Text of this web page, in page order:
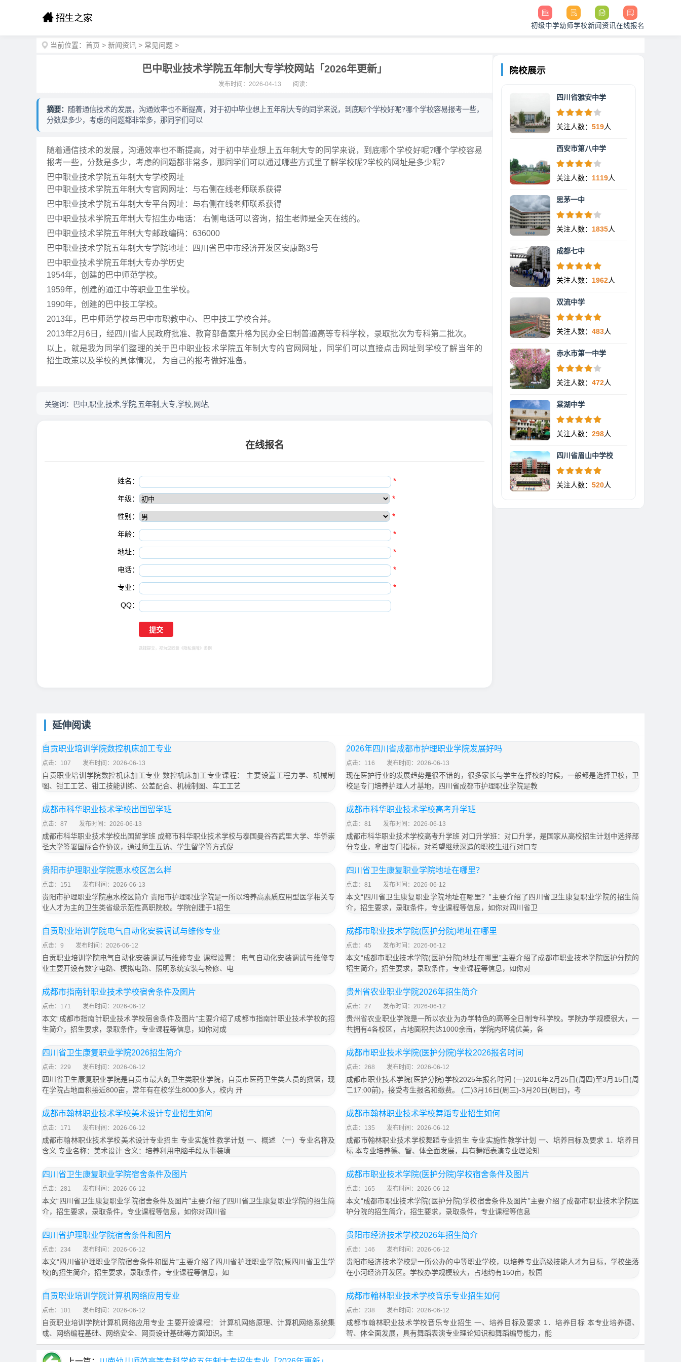
初级中学幼师学校新闻资讯在线报名
当前位置： 首页 > 新闻资讯 > 常见问题 >
巴中职业技术学院五年制大专学校网站「2026年更新」
发布时间：2026-04-13 阅读：
摘要：
随着通信技术的发展，沟通效率也不断提高，对于初中毕业想上五年制大专的同学来说，到底哪个学校好呢?哪个学校容易报考一些，
分数是多少，考虑的问题都非常多，那同学们可以
随着通信技术的发展，沟通效率也不断提高，对于初中毕业想上五年制大专的同学来说，到底哪个学校好呢?哪个学校容易
报考一些，分数是多少，考虑的问题都非常多，那同学们可以通过哪些方式里了解学校呢?学校的网址是多少呢?
巴中职业技术学院五年制大专学校网址
巴中职业技术学院五年制大专官网网址：与右侧在线老师联系获得
巴中职业技术学院五年制大专平台网址：与右侧在线老师联系获得
巴中职业技术学院五年制大专招生办电话： 右侧电话可以咨询，招生老师是全天在线的。
巴中职业技术学院五年制大专邮政编码：636000
巴中职业技术学院五年制大专学院地址：四川省巴中市经济开发区安康路3号
巴中职业技术学院五年制大专办学历史
1954年，创建的巴中师范学校。
1959年，创建的通江中等职业卫生学校。
1990年，创建的巴中技工学校。
2013年，巴中师范学校与巴中市职教中心、巴中技工学校合并。
2013年2月6日，经四川省人民政府批准、教育部备案升格为民办全日制普通高等专科学校，录取批次为专科第二批次。
以上，就是我为同学们整理的关于巴中职业技术学院五年制大专的官网网址，同学们可以直接点击网址到学校了解当年的
招生政策以及学校的具体情况， 为自己的报考做好准备。
关键词： 巴中,职业,技术,学院,五年制,大专,学校,网站,
在线报名
姓名： *
年级： *
性别： *
年龄： *
地址： *
电话： *
专业： *
QQ：
选择提交，视为您同意 《隐私保障》 条例
院校展示
四川省雅安中学
关注人数： 519人
西安市第八中学
关注人数： 1119人
思茅一中
关注人数： 1835人
成都七中
关注人数： 1962人
双流中学
关注人数： 483人
赤水市第一中学
关注人数： 472人
棠湖中学
关注人数： 298人
四川省眉山中学校
关注人数： 520人
延伸阅读
自贡职业培训学院数控机床加工专业
点击：107 发布时间：2026-06-13
自贡职业培训学院数控机床加工专业 数控机床加工专业课程： 主要设置工程力学、机械制
图、钳工工艺、钳工技能训练、公差配合、机械制图、车工工艺
2026年四川省成都市护理职业学院发展好吗
点击：116 发布时间：2026-06-13
现在医护行业的发展趋势是很不错的，很多家长与学生在择校的时候，一般都是选择卫校，卫
校是专门培养护理人才基地，四川省成都市护理职业学院是教
成都市科华职业技术学校出国留学班
点击：87 发布时间：2026-06-13
成都市科华职业技术学校出国留学班 成都市科华职业技术学校与泰国曼谷吞武里大学、华侨崇
圣大学签署国际合作协议，通过师生互访、学生留学等方式促
成都市科华职业技术学校高考升学班
点击：81 发布时间：2026-06-13
成都市科华职业技术学校高考升学班 对口升学班：对口升学，是国家从高校招生计划中选择部
分专业，拿出专门指标，对希望继续深造的职校生进行对口专
贵阳市护理职业学院惠水校区怎么样
点击：151 发布时间：2026-06-13
贵阳市护理职业学院惠水校区简介 贵阳市护理职业学院是一所以培养高素质应用型医学相关专
业人才为主的卫生类省级示范性高职院校。学院创建于1招生
四川省卫生康复职业学院地址在哪里？
点击：81 发布时间：2026-06-12
本文“四川省卫生康复职业学院地址在哪里？”主要介绍了四川省卫生康复职业学院的招生简
介，招生要求，录取条件，专业课程等信息，如你对四川省卫
自贡职业培训学院电气自动化安装调试与维修专业
点击：9 发布时间：2026-06-12
自贡职业培训学院电气自动化安装调试与维修专业 课程设置： 电气自动化安装调试与维修专
业主要开设有数字电路、模拟电路、照明系统安装与检修、电
成都市职业技术学院(医护分院)地址在哪里
点击：45 发布时间：2026-06-12
本文“成都市职业技术学院(医护分院)地址在哪里”主要介绍了成都市职业技术学院医护分院的
招生简介，招生要求，录取条件，专业课程等信息，如你对
成都市指南针职业技术学校宿舍条件及图片
点击：171 发布时间：2026-06-12
本文“成都市指南针职业技术学校宿舍条件及图片”主要介绍了成都市指南针职业技术学校的招
生简介，招生要求，录取条件，专业课程等信息，如你对成
贵州省农业职业学院2026年招生简介
点击：27 发布时间：2026-06-12
贵州省农业职业学院是一所以农业为办学特色的高等全日制专科学校。学院办学规模很大，一
共拥有4各校区，占地面积共达1000余亩，学院内环境优美，各
四川省卫生康复职业学院2026招生简介
点击：229 发布时间：2026-06-12
四川省卫生康复职业学院是自贡市最大的卫生类职业学院，自贡市医药卫生类人员的摇篮，现
在学院占地面积接近800亩，常年有在校学生8000多人，校内 开
成都市职业技术学院(医护分院)学校2026报名时间
点击：268 发布时间：2026-06-12
成都市职业技术学院(医护分院)学校2025年报名时间 (一)2016年2月25日(周四)至3月15日(周
二17:00前)，接受考生报名和缴费。 (二)3月16日(周三)-3月20日(周日)，考
成都市翰林职业技术学校美术设计专业招生如何
点击：171 发布时间：2026-06-12
成都市翰林职业技术学校美术设计专业招生 专业实施性教学计划 一、概述 （一）专业名称及
含义 专业名称：美术设计 含义：培养利用电脑手段从事装璜
成都市翰林职业技术学校舞蹈专业招生如何
点击：135 发布时间：2026-06-12
成都市翰林职业技术学校舞蹈专业招生 专业实施性教学计划 一、培养目标及要求 1．培养目
标 本专业培养德、智、体全面发展，具有舞蹈表演专业理论知
四川省卫生康复职业学院宿舍条件及图片
点击：281 发布时间：2026-06-12
本文“四川省卫生康复职业学院宿舍条件及图片”主要介绍了四川省卫生康复职业学院的招生简
介，招生要求，录取条件，专业课程等信息，如你对四川省
成都市职业技术学院(医护分院)学校宿舍条件及图片
点击：165 发布时间：2026-06-12
本文“成都市职业技术学院(医护分院)学校宿舍条件及图片”主要介绍了成都市职业技术学院医
护分院的招生简介，招生要求，录取条件，专业课程等信息
四川省护理职业学院宿舍条件和图片
点击：234 发布时间：2026-06-12
本文“四川省护理职业学院宿舍条件和图片”主要介绍了四川省护理职业学院(原四川省卫生学
校)的招生简介，招生要求，录取条件，专业课程等信息，如
贵阳市经济技术学校2026年招生简介
点击：146 发布时间：2026-06-12
贵阳市经济技术学校是一所公办的中等职业学校，以培养专业高级技能人才为目标，学校坐落
在小河经济开发区。学校办学规模较大，占地约有150亩，校园
自贡职业培训学院计算机网络应用专业
点击：101 发布时间：2026-06-12
自贡职业培训学院计算机网络应用专业 主要开设课程： 计算机网络原理、计算机网络系统集
成、网络编程基础、网络安全、网页设计基础等方面知识。主
成都市翰林职业技术学校音乐专业招生如何
点击：238 发布时间：2026-06-12
成都市翰林职业技术学校音乐专业招生 一、培养目标及要求 1．培养目标 本专业培养德、
智、体全面发展，具有舞蹈表演专业理论知识和舞蹈编导能力，能